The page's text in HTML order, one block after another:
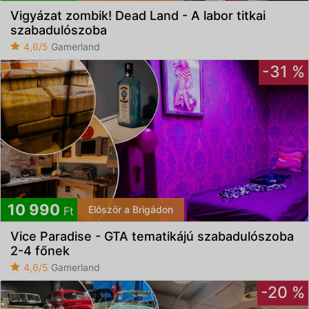
Vigyázat zombik! Dead Land - A labor titkai
szabadulószoba
4,6/5 Gamerland
-31 %
10 990 Ft Először a Brigádon
Vice Paradise - GTA tematikájú szabadulószoba
2-4 főnek
4,6/5 Gamerland
-20 %